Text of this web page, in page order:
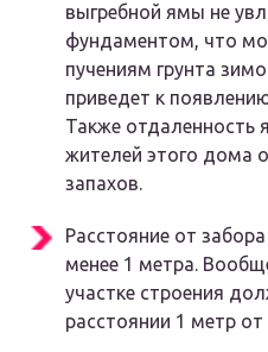
выгребной ямы не
фундаментом, что
пучениям грунта
приведет к
Также отдаленность
жителей этого дома
запахов.
Расстояние от
менее 1 метра.
участке строения
расстоянии 1 метр от